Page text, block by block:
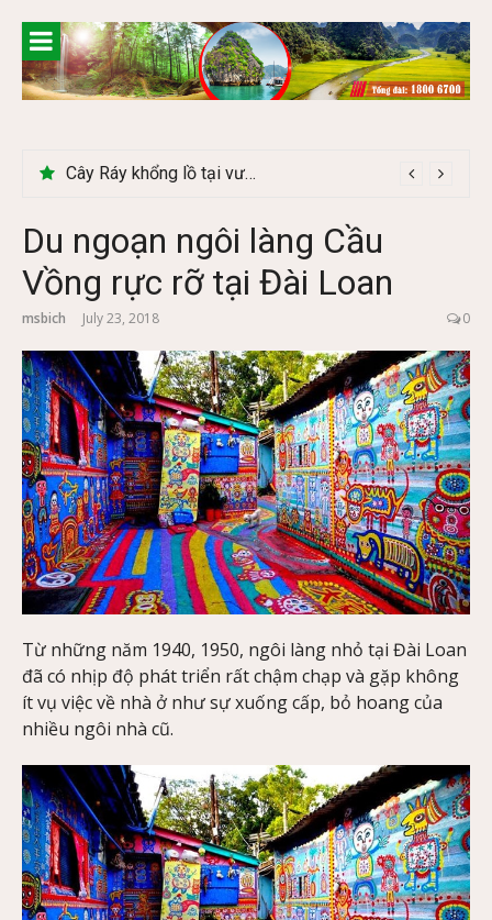
content
Cây Ráy khổng lồ tại vườn Quốc gia Cúc Phương
Khám phá chợ phiên Bắc Hà có gì đặc biệt
Du ngoạn ngôi làng Cầu
Vồng rực rỡ tại Đài Loan
msbich July 23, 2018 0
Từ những năm 1940, 1950, ngôi làng nhỏ tại Đài Loan
đã có nhịp độ phát triển rất chậm chạp và gặp không
ít vụ việc về nhà ở như sự xuống cấp, bỏ hoang của
nhiều ngôi nhà cũ.